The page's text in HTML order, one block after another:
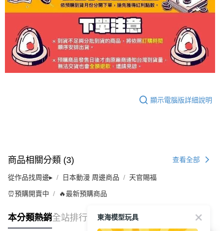
顯示電腦版詳細說明
商品相關分類 (3) 查看全部
從作品找周邊▸ 日本動漫 周邊商品 天官賜福
⏰預購開賣中 🔥最新預購商品
本分類熱銷全站排行 東海模型玩具